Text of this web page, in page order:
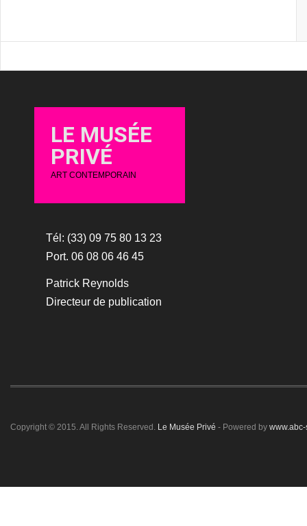
LE MUSÉE
PRIVÉ
ART CONTEMPORAIN
Tél: (33) 09 75 80 13 23
Port. 06 08 06 46 45
Patrick Reynolds
Directeur de publication
Copyright © 2015. All Rights Reserved. Le Musée Privé - Powered by